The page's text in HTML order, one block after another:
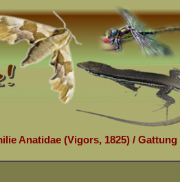
Anatidae (Vigors, 1825) / Gattung